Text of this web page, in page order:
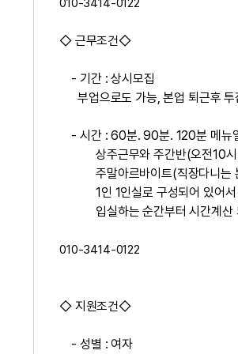
010-3414-0122
◇ 근무조건◇
- 기간 : 상시모집
부업으로도 가능, 본업 퇴근후 투
- 시간 : 60분. 90분. 120분 메뉴
상주근무와 주간반(오전10시~
주말아르바이트(직장다니는
1인 1인실로 구성되어 있어서
입실하는 순간부터 시간계산 되
010-3414-0122
◇ 지원조건◇
- 성별 : 여자